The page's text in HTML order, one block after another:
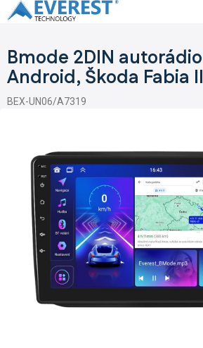
Přejít
na
Bmode 2DIN autorádio
Android, Škoda Fabia
BEX-UN06/A7319